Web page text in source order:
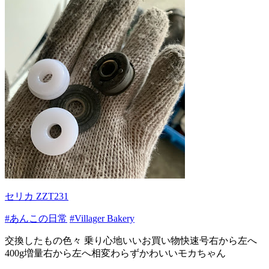
セリカ ZZT231
#あんこの日常 #Villager Bakery
交換したもの色々 乗り心地いいお買い物快速号右から左へ
400g増量右から左へ相変わらずかわいいモカちゃん